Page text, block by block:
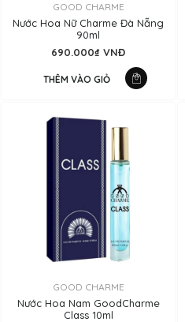
GOOD CHARME
Nước Hoa Nữ Charme Đà Nẵng
90ml
690.000₫ VNĐ
THÊM VÀO GIỎ
GOOD CHARME
Nước Hoa Nam GoodCharme
Class 10ml